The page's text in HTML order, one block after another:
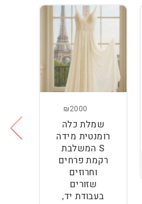
₪2000
שמלת כלה
רומנטית מידה
S המשלבת
רקמת פרחים
וחרוזים
שזורים
בעבודת יד,